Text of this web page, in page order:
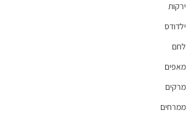
ירקות
ילדודס
לחם
מאפים
מרקים
ממרחים